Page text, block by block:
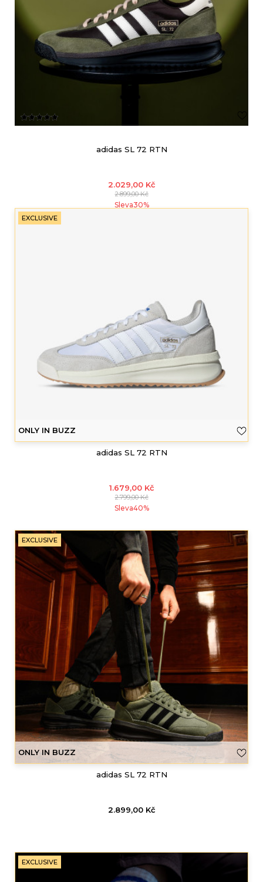
adidas SL 72 RTN
2.029,00 Kč
2.899,00Kč
Sleva30%
EXCLUSIVE
ONLY IN BUZZ
adidas SL 72 RTN
1.679,00 Kč
2.799,00Kč
Sleva40%
EXCLUSIVE
ONLY IN BUZZ
adidas SL 72 RTN
2.899,00 Kč
EXCLUSIVE